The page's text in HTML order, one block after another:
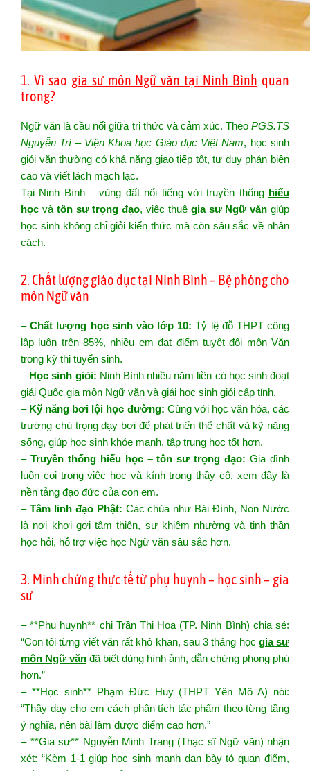
1. Vì sao gia sư môn Ngữ văn tại Ninh Bình quan
trọng?
Ngữ văn là cầu nối giữa tri thức và cảm xúc. Theo PGS.TS
Nguyễn Trí – Viện Khoa học Giáo dục Việt Nam, học sinh
giỏi văn thường có khả năng giao tiếp tốt, tư duy phản biện
cao và viết lách mạch lạc.
Tại Ninh Bình – vùng đất nổi tiếng với truyền thống hiếu
học và tôn sư trọng đạo, việc thuê gia sư Ngữ văn giúp
học sinh không chỉ giỏi kiến thức mà còn sâu sắc về nhân
cách.
2. Chất lượng giáo dục tại Ninh Bình – Bệ phóng cho
môn Ngữ văn
–Chất lượng học sinh vào lớp 10: Tỷ lệ đỗ THPT công
lập luôn trên 85%, nhiều em đạt điểm tuyệt đối môn Văn
trong kỳ thi tuyển sinh.
– Học sinh giỏi: Ninh Bình nhiều năm liền có học sinh đoạt
giải Quốc gia môn Ngữ văn và giải học sinh giỏi cấp tỉnh.
– Kỹ năng bơi lội học đường: Cùng với học văn hóa, các
trường chú trọng dạy bơi để phát triển thể chất và kỹ năng
sống, giúp học sinh khỏe mạnh, tập trung học tốt hơn.
– Truyền thống hiếu học – tôn sư trọng đạo: Gia đình
luôn coi trọng việc học và kính trọng thầy cô, xem đây là
nền tảng đạo đức của con em.
– Tâm linh đạo Phật: Các chùa như Bái Đính, Non Nước
là nơi khơi gợi tâm thiện, sự khiêm nhường và tinh thần
học hỏi, hỗ trợ việc học Ngữ văn sâu sắc hơn.
3. Minh chứng thực tế từ phụ huynh – học sinh – gia
sư
– **Phụ huynh** chị Trần Thị Hoa (TP. Ninh Bình) chia sẻ:
“Con tôi từng viết văn rất khô khan, sau 3 tháng học gia sư
môn Ngữ văn đã biết dùng hình ảnh, dẫn chứng phong phú
hơn.”
– **Học sinh** Phạm Đức Huy (THPT Yên Mô A) nói:
“Thầy dạy cho em cách phân tích tác phẩm theo từng tầng
ý nghĩa, nên bài làm được điểm cao hơn.”
– **Gia sư** Nguyễn Minh Trang (Thạc sĩ Ngữ văn) nhận
xét: “Kèm 1-1 giúp học sinh mạnh dạn bày tỏ quan điểm,